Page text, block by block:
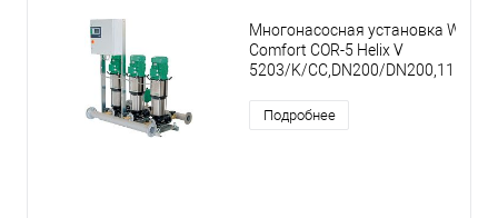
Многонасосная установка Wilo
Comfort COR-5 Helix V
5203/K/CC,DN200/DN200,11kW
Подробнее